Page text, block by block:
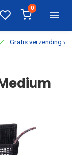
0
Gratis verzending